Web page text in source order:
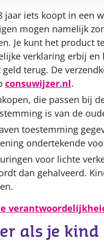
jaar iets koopt in een
mogen namelijk
Je kunt het product
verklaring erbij en
terug. De
consuwijzer.nl.
die passen bij
is van de
toestemming
ondertekende
voor lichte
dan gehalveerd.
als je kind